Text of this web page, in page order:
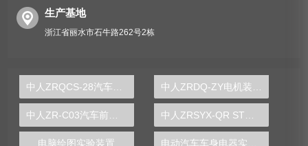
生产基地
浙江省丽水市石牛路262号2栋
电脑绘图实验装置